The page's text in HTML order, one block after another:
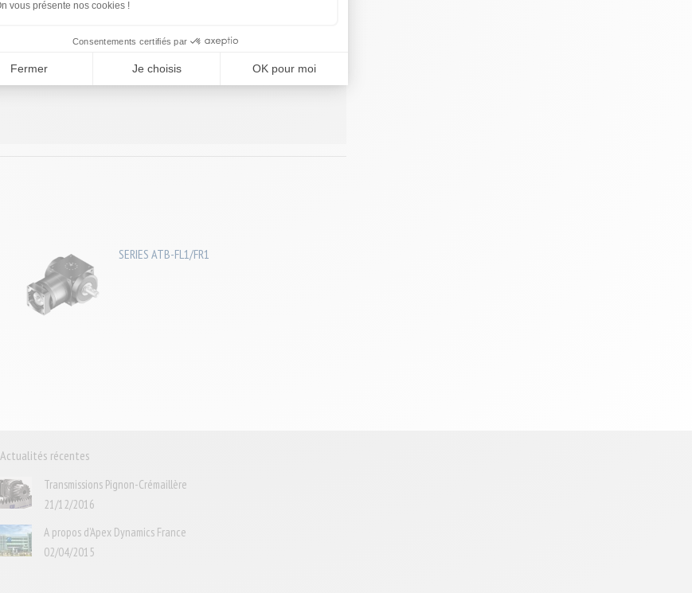
SERIES ATB-FL1/FR1
Actualités récentes
Transmissions Pignon-Crémaillère
21/12/2016
A propos d’Apex Dynamics France
02/04/2015